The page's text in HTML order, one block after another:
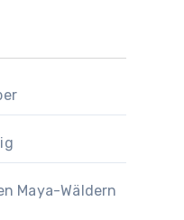
Maya-Wäldern